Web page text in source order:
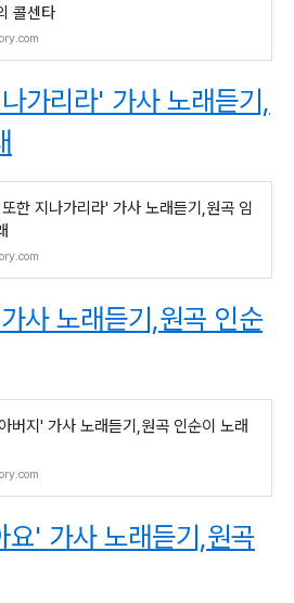
콜센타
가리라' 가사 노래듣기,
한 지나가리라' 가사 노래듣기,원곡 임
사 노래듣기,원곡 인순
버지' 가사 노래듣기,원곡 인순이 노래
요' 가사 노래듣기,원곡